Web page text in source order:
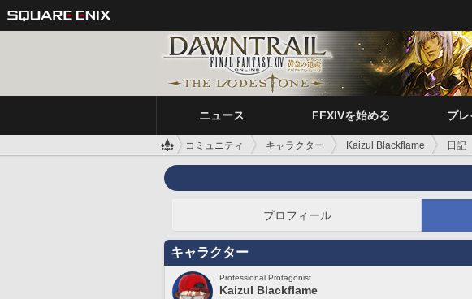
ニュース FFXIVを始める プ
コミュニティ キャラクター Kaizul Blackflame 日記
プロフィール
キャラクター
Professional Protagonist
Kaizul Blackflame